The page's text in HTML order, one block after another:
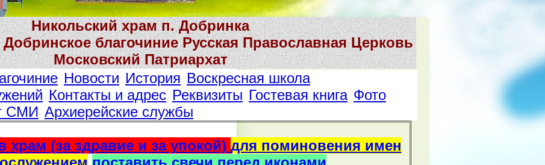
Никольский храм п. Добринка
благочиние Русская Православная Церковь
Московский Патриархат
Новости История Воскресная школа
Контакты и адрес Реквизиты Гостевая книга Фото
СМИ Архиерейские службы
храм (за здравие и за упокой) для поминовения имен